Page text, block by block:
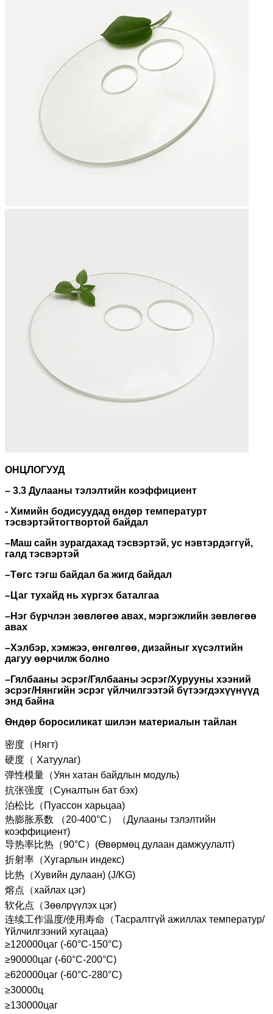
ОНЦЛОГУУД
– 3.3 Дулааны тэлэлтийн коэффициент
- Химийн бодисуудад өндөр температурт
тэсвэртэйтогтвортой байдал
–Маш сайн зурагдахад тэсвэртэй, ус нэвтэрдэггүй,
галд тэсвэртэй
–Төгс тэгш байдал ба жигд байдал
–Цаг тухайд нь хүргэх баталгаа
–Нэг бүрчлэн зөвлөгөө авах, мэргэжлийн зөвлөгөө
авах
–Хэлбэр, хэмжээ, өнгөлгөө, дизайныг хүсэлтийн
дагуу өөрчилж болно
–Гялбааны эсрэг/Гялбааны эсрэг/Хурууны хээний
эсрэг/Нянгийн эсрэг үйлчилгээтэй бүтээгдэхүүнүүд
энд байна
Өндөр боросиликат шилэн материалын тайлан
密度（Нягт)
硬度（ Хатуулаг)
弹性模量（Уян хатан байдлын модуль)
抗张强度（Суналтын бат бэх)
泊松比（Пуассон харьцаа)
热膨胀系数 （20-400°C）（Дулааны тэлэлтийн
коэффициент)
导热率比热（90°C）(Өвөрмөц дулаан дамжуулалт)
折射率（Хугарлын индекс)
比热（Хувийн дулаан) (J/KG)
熔点（хайлах цэг)
软化点（Зөөлрүүлэх цэг)
连续工作温度/使用寿命（Тасралтгүй ажиллах температур/
Үйлчилгээний хугацаа)
≥120000цаг (-60°C-150°C)
≥90000цаг (-60°C-200°C)
≥620000цаг (-60°C-280°C)
≥30000ц
≥130000цаг